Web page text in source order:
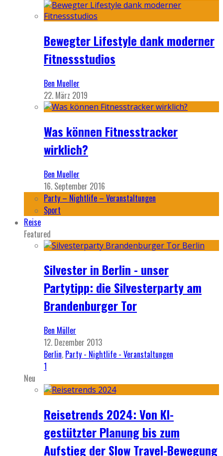
Bewegter Lifestyle dank moderner
Fitnessstudios
Ben Mueller
22. März 2019
Was können Fitnesstracker
wirklich?
Ben Mueller
16. September 2016
Party – Nightlife – Veranstaltungen
Sport
Reise
Featured
Silvester in Berlin - unser
Partytipp: die Silvesterparty am
Brandenburger Tor
Ben Müller
12. Dezember 2013
Berlin, Party - Nightlife - Veranstaltungen
1
Neu
Reisetrends 2024: Von KI-
gestützter Planung bis zum
Aufstieg der Slow Travel-Bewegung